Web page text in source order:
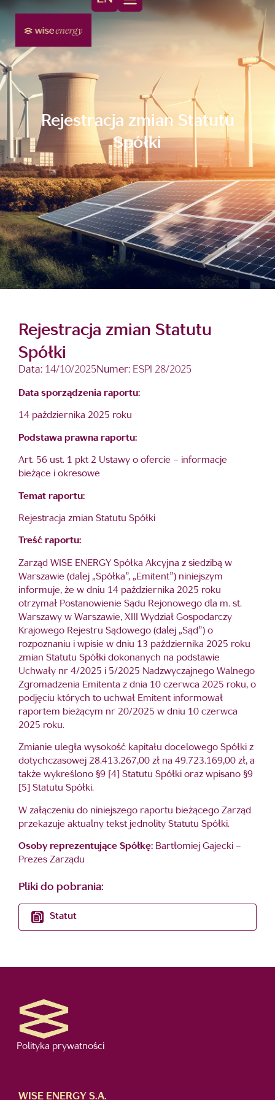
Rejestracja zmian Statutu
Spółki
Rejestracja zmian Statutu
Spółki
Data: 14/10/2025Numer: ESPI 28/2025
Data sporządzenia raportu:
14 października 2025 roku
Podstawa prawna raportu:
Art. 56 ust. 1 pkt 2 Ustawy o ofercie – informacje
bieżące i okresowe
Temat raportu:
Rejestracja zmian Statutu Spółki
Treść raportu:
Zarząd WISE ENERGY Spółka Akcyjna z siedzibą w
Warszawie (dalej „Spółka”, „Emitent”) niniejszym
informuje, że w dniu 14 października 2025 roku
otrzymał Postanowienie Sądu Rejonowego dla m. st.
Warszawy w Warszawie, XIII Wydział Gospodarczy
Krajowego Rejestru Sądowego (dalej „Sąd”) o
rozpoznaniu i wpisie w dniu 13 października 2025 roku
zmian Statutu Spółki dokonanych na podstawie
Uchwały nr 4/2025 i 5/2025 Nadzwyczajnego Walnego
Zgromadzenia Emitenta z dnia 10 czerwca 2025 roku, o
podjęciu których to uchwał Emitent informował
raportem bieżącym nr 20/2025 w dniu 10 czerwca
2025 roku.
Zmianie uległa wysokość kapitału docelowego Spółki z
dotychczasowej 28.413.267,00 zł na 49.723.169,00 zł, a
także wykreślono §9 [4] Statutu Spółki oraz wpisano §9
[5] Statutu Spółki.
W załączeniu do niniejszego raportu bieżącego Zarząd
przekazuje aktualny tekst jednolity Statutu Spółki.
Osoby reprezentujące Spółkę: Bartłomiej Gajecki –
Prezes Zarządu
Pliki do pobrania:
Statut
Polityka prywatności
WISE ENERGY S.A.